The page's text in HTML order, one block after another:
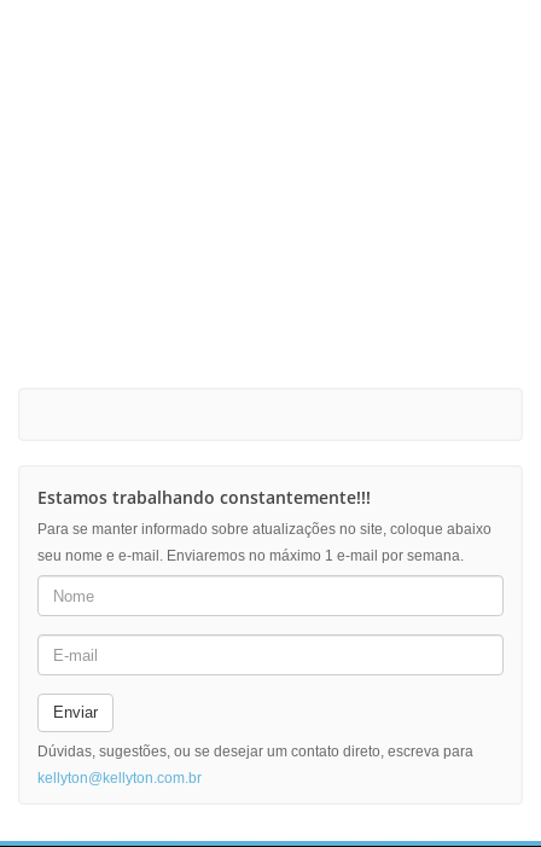
Estamos trabalhando constantemente!!!
Para se manter informado sobre atualizações no site, coloque abaixo
seu nome e e-mail. Enviaremos no máximo 1 e-mail por semana.
Enviar
Dúvidas, sugestões, ou se desejar um contato direto, escreva para
kellyton@kellyton.com.br